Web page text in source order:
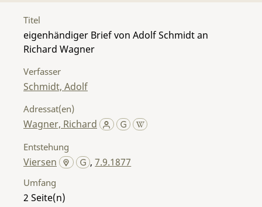
Titel
eigenhändiger Brief von Adolf Schmidt an
Richard Wagner
Verfasser
Schmidt, Adolf
Adressat(en)
Wagner, Richard
Entstehung
Viersen ,7.9.1877
Umfang
2